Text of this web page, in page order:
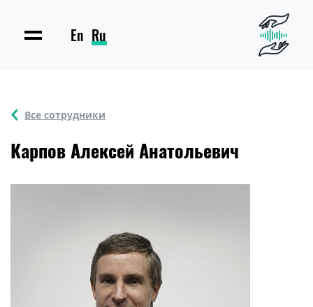
En Ru
Все сотрудники
Карпов Алексей Анатольевич